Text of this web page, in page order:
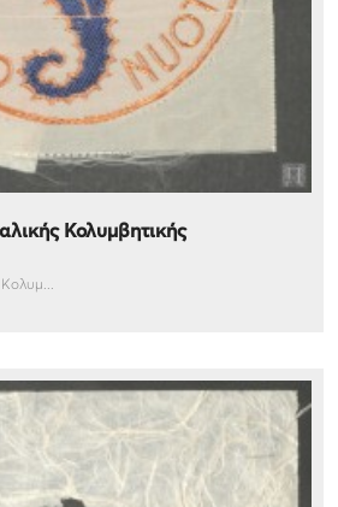
Κολυμβητικής
Κολυμ...